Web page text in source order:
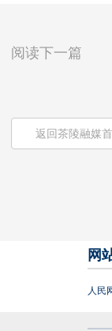
阅读下一篇
返回茶陵融媒
网
人民